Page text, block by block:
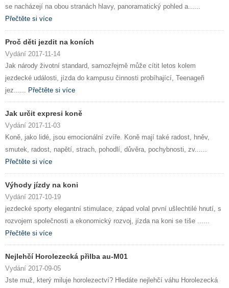
se nacházejí na obou stranách hlavy, panoramatický pohled a......
Přečtěte si více
Proč děti jezdit na koních
Vydání 2017-11-14
Jak národy životní standard, samozřejmě může cítit letos kolem
jezdecké události, jízda do kampusu činnosti probíhající, Teenageři
jez...... Přečtěte si více
Jak určit expresi koně
Vydání 2017-11-03
Koně, jako lidé, jsou emocionální zvíře. Koně mají také radost, hněv,
smutek, radost, napětí, strach, pohodlí, důvěra, pochybnosti, zv......
Přečtěte si více
Výhody jízdy na koni
Vydání 2017-10-19
jezdecké sporty elegantní stimulace, západ volal první ušlechtilé hnutí, s
rozvojem společnosti a ekonomický rozvoj, jízda na koni se tiše ......
Přečtěte si více
Nejlehčí Horolezecká přilba au-M01
Vydání 2017-09-05
Jste muž, který miluje horolezectví? Hledáte nejlehčí váhu Horolezecká